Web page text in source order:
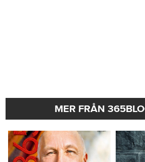
MER FRÅN